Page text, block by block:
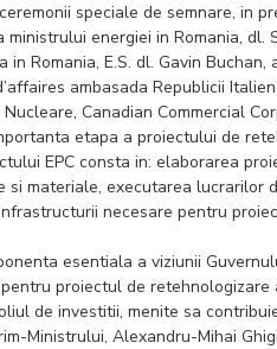
speciale de semnare, in
energiei in Romania, dl.
Romania, E.S. dl. Gavin
ambasada Republicii
Canadian Commercial
etapa a proiectului de
EPC consta in: elaborarea
si materiale, executarea lucrarilor
necesare pentru
esentiala a viziunii
proiectul de
de investitii, menite sa
Ministrului, Alexandru-Mihai